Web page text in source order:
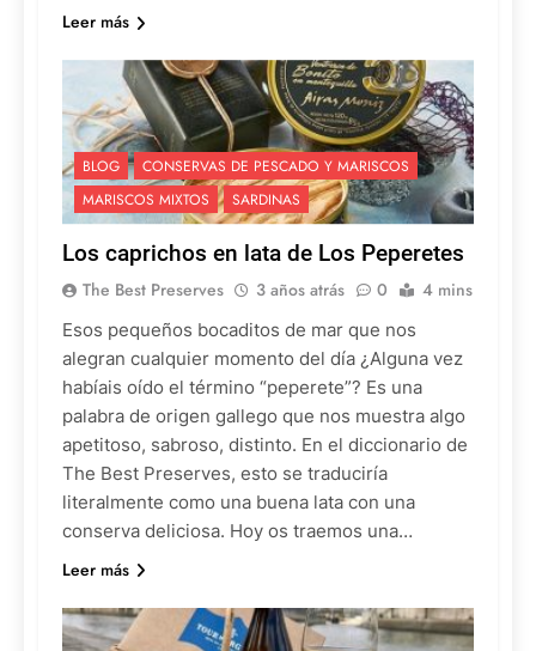
Leer más
BLOG
CONSERVAS DE PESCADO Y MARISCOS
MARISCOS MIXTOS
SARDINAS
Los caprichos en lata de Los Peperetes
The Best Preserves 3 años atrás 0 4 mins
Esos pequeños bocaditos de mar que nos
alegran cualquier momento del día ¿Alguna vez
habíais oído el término “peperete”? Es una
palabra de origen gallego que nos muestra algo
apetitoso, sabroso, distinto. En el diccionario de
The Best Preserves, esto se traduciría
literalmente como una buena lata con una
conserva deliciosa. Hoy os traemos una…
Leer más